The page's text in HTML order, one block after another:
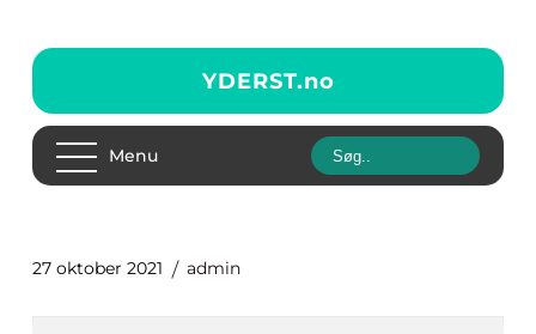
YDERST.no
Menu
27 oktober 2021 admin